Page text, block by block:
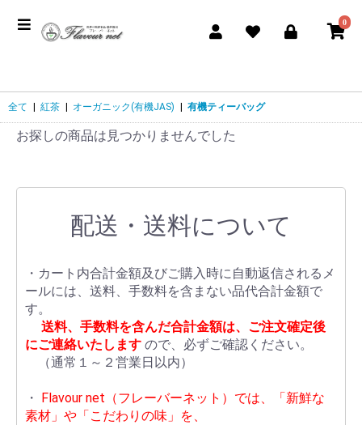
0
全て 紅茶 オーガニック(有機JAS) 有機ティーバッグ
お探しの商品は見つかりませんでした
配送・送料について
・カート内合計金額及びご購入時に自動返信されるメ
ールには、送料、手数料を含まない品代合計金額で
す。
送料、手数料を含んだ合計金額は、ご注文確定後
にご連絡いたします ので、必ずご確認ください。
（通常１～２営業日以内）
・ Flavour net（フレーバーネット）では、「新鮮な
素材」や「こだわりの味」を、